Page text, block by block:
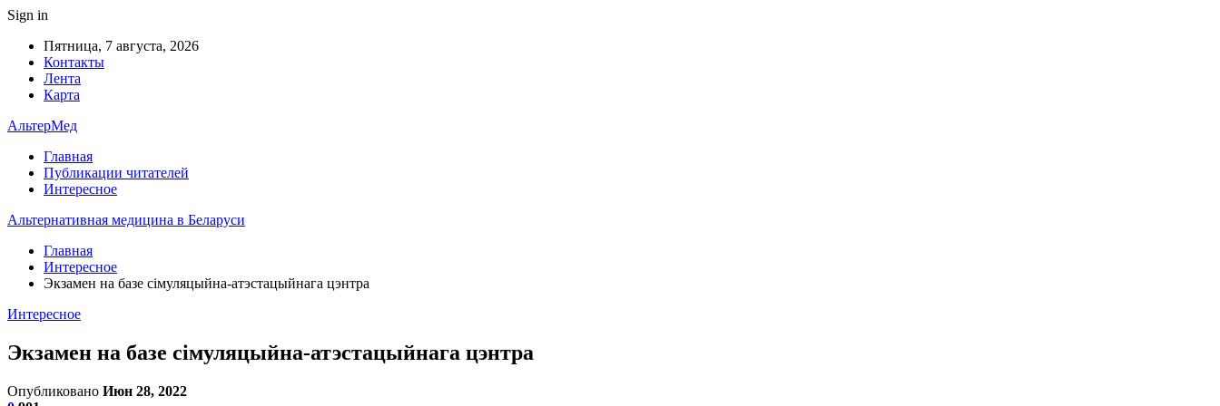
Sign in
Пятница, 7 августа, 2026
Контакты
Лента
Карта
АльтерМед
Главная
Публикации читателей
Интересное
Альтернативная медицина в Беларуси
Главная
Интересное
Экзамен на базе сімуляцыйна-атэстацыйнага цэнтра
Интересное
Экзамен на базе сімуляцыйна-атэстацыйнага цэнтра
Опубликовано Июн 28, 2022